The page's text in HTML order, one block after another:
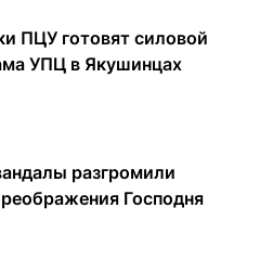
ПЦУ готовят силовой
УПЦ в Якушинцах
разгромили
Господня